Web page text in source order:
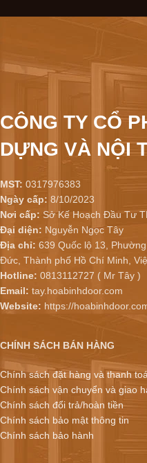
CÔNG TY CỔ
DỰNG VÀ NỘI
MST: 0317976383
Ngày cấp: 8/10/2023
Nơi cấp: Sở Kế Hoạch Đầu Tư
Đại diện: Nguyễn Ngọc Tây
Địa chỉ: 639 Quốc lộ 13,
Đức, Thành phố Hồ Chí Minh,
Hotline: 0813112727 ( Mr Tây )
Email: tay.hoabinhdoor.com
Website: https://
CHÍNH SÁCH BÁN HÀNG
Chính sách đặt hàng và thanh
Chính sách vận chuyển và giao
Chính sách đổi trả/hoàn tiền
Chính sách bảo mật thông tin
Chính sách bảo hành